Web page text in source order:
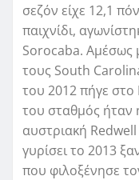
σεζόν είχε 12,1
παιχνίδι,
Sorocaba. Αμέσως
τους South
του 2012 πήγε
του σταθμός ήταν
αυστριακή Redwell
γυρίσει το 2013
που φιλοξένησε